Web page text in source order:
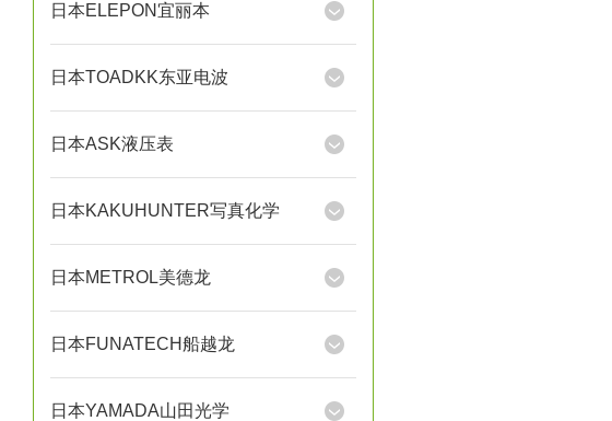
日本ELEPON宜丽本
日本TOADKK东亚电波
日本ASK液压表
日本KAKUHUNTER写真化学
日本METROL美德龙
日本FUNATECH船越龙
日本YAMADA山田光学